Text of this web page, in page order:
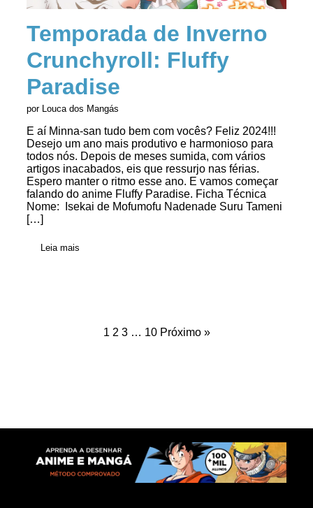
Temporada de Inverno
Crunchyroll: Fluffy
Paradise
por Louca dos Mangás
E aí Minna-san tudo bem com vocês? Feliz 2024!!!
Desejo um ano mais produtivo e harmonioso para
todos nós. Depois de meses sumida, com vários
artigos inacabados, eis que ressurjo nas férias.
Espero manter o ritmo esse ano. E vamos começar
falando do anime Fluffy Paradise. Ficha Técnica
Nome: Isekai de Mofumofu Nadenade Suru Tameni
[…]
Leia mais
1 2 3 … 10 Próximo »